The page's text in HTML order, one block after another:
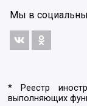
Мы в
* Реестр
выполняющих